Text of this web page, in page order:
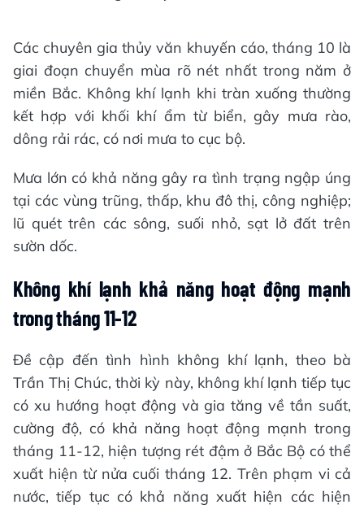
Các chuyên gia thủy văn khuyến cáo, tháng 10 là
giai đoạn chuyển mùa rõ nét nhất trong năm ở
miền Bắc. Không khí lạnh khi tràn xuống thường
kết hợp với khối khí ẩm từ biển, gây mưa rào,
dông rải rác, có nơi mưa to cục bộ.
Mưa lớn có khả năng gây ra tình trạng ngập úng
tại các vùng trũng, thấp, khu đô thị, công nghiệp;
lũ quét trên các sông, suối nhỏ, sạt lở đất trên
sườn dốc.
Không khí lạnh khả năng hoạt động mạnh
trong tháng 11-12
Đề cập đến tình hình không khí lạnh, theo bà
Trần Thị Chúc, thời kỳ này, không khí lạnh tiếp tục
có xu hướng hoạt động và gia tăng về tần suất,
cường độ, có khả năng hoạt động mạnh trong
tháng 11-12, hiện tượng rét đậm ở Bắc Bộ có thể
xuất hiện từ nửa cuối tháng 12. Trên phạm vi cả
nước, tiếp tục có khả năng xuất hiện các hiện